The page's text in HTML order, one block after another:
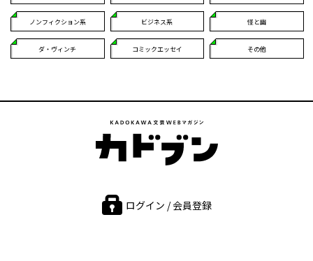
ノンフィクション系 ビジネス系 怪と幽
ダ・ヴィンチ コミックエッセイ その他
ログイン / 会員登録